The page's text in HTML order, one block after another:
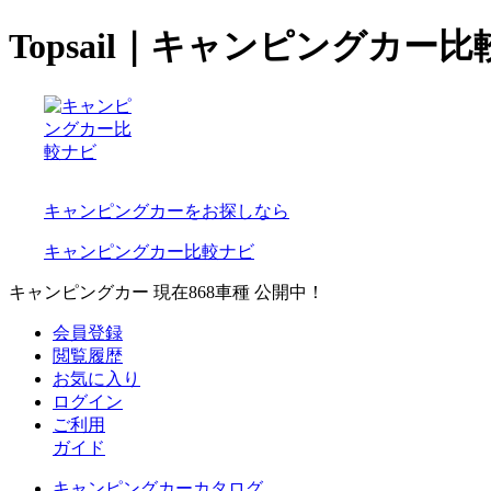
Topsail｜キャンピングカー比
キャンピングカーをお探しなら
キャンピングカー比較ナビ
キャンピングカー 現在868車種 公開中！
会員登録
閲覧履歴
お気に入り
ログイン
ご利用
ガイド